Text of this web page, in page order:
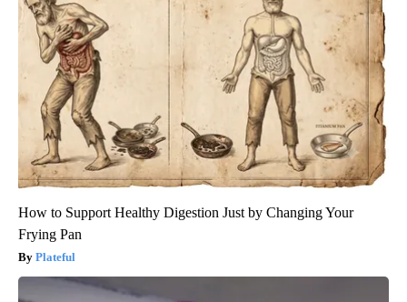
How to Support Healthy Digestion Just by Changing Your
Frying Pan
Plateful